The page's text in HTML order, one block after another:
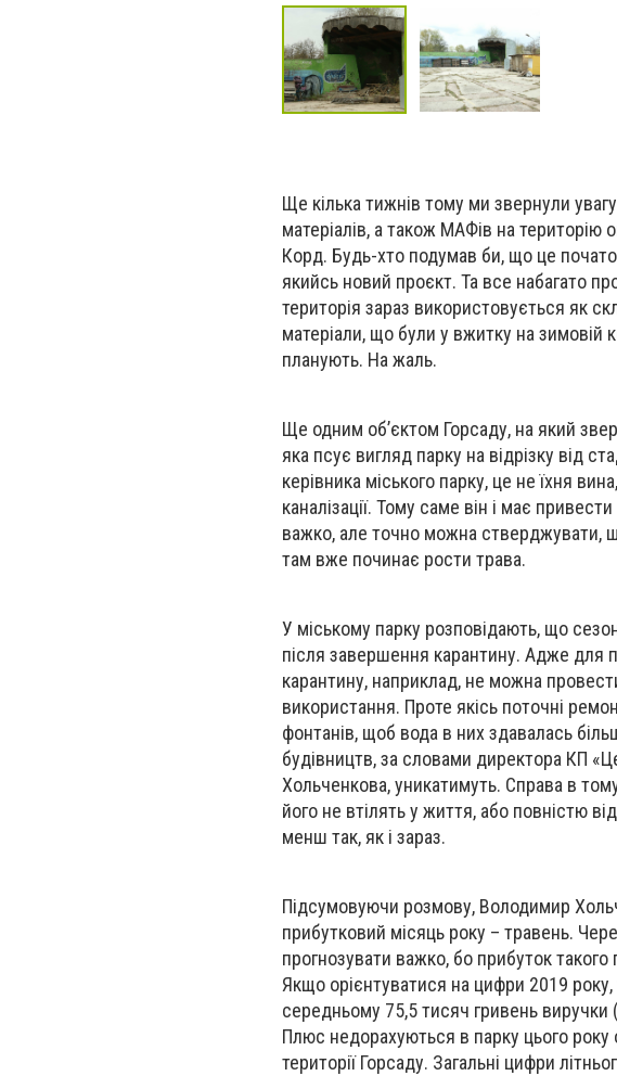
Ще кілька тижнів тому ми звернули
матеріалів, а також МАФів на
Корд. Будь-хто подумав би, що це
якийсь новий проєкт. Та все набагато
територія зараз використовується як
матеріали, що були у вжитку на зимовій
планують. На жаль.
Ще одним об’єктом Горсаду, на який
яка псує вигляд парку на відрізку від
керівника міського парку, це не їхня
каналізації. Тому саме він і має
важко, але точно можна стверджувати,
там вже починає рости трава.
У міському парку розповідають, що
після завершення карантину. Адже для
карантину, наприклад, не можна
використання. Проте якісь поточні
фонтанів, щоб вода в них здавалась
будівництв, за словами директора КП
Хольченкова, уникатимуть. Справа в
його не втілять у життя, або повністю
менш так, як і зараз.
Підсумовуючи розмову, Володимир
прибутковий місяць року – травень.
прогнозувати важко, бо прибуток
Якщо орієнтуватися на цифри 2019
середньому 75,5 тисяч гривень
Плюс недорахуються в парку цього року
території Горсаду. Загальні цифри